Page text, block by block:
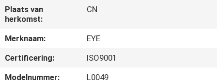
ONS
FABRIEKSREIS
KWALITEITSCONTROLE
Plaats van
herkomst:
CN
Merknaam:
EYE
Certificering:
ISO9001
Modelnummer:
L0049